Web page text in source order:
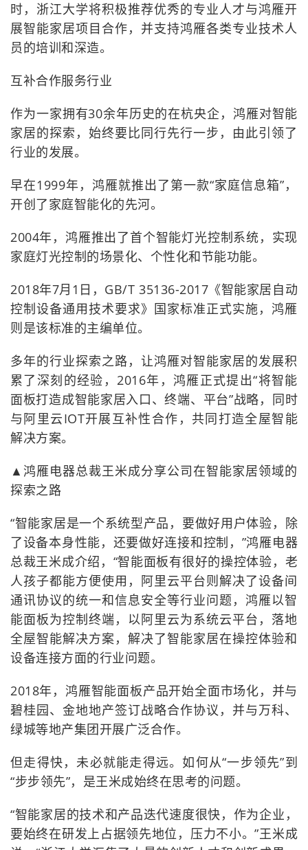
时，浙江大学将积极推荐优秀的专业人才与鸿雁开
展智能家居项目合作，并支持鸿雁各类专业技术人
员的培训和深造。
互补合作服务行业
作为一家拥有30余年历史的在杭央企，鸿雁对智能
家居的探索，始终要比同行先行一步，由此引领了
行业的发展。
早在1999年，鸿雁就推出了第一款“家庭信息箱”，
开创了家庭智能化的先河。
2004年，鸿雁推出了首个智能灯光控制系统，实现
家庭灯光控制的场景化、个性化和节能功能。
2018年7月1日，GB/T 35136-2017《智能家居自动
控制设备通用技术要求》国家标准正式实施，鸿雁
则是该标准的主编单位。
多年的行业探索之路，让鸿雁对智能家居的发展积
累了深刻的经验，2016年，鸿雁正式提出“将智能
面板打造成智能家居入口、终端、平台”战略，同时
与阿里云IOT开展互补性合作，共同打造全屋智能
解决方案。
▲鸿雁电器总裁王米成分享公司在智能家居领域的
探索之路
“智能家居是一个系统型产品，要做好用户体验，除
了设备本身性能，还要做好连接和控制，”鸿雁电器
总裁王米成介绍，“智能面板有很好的操控体验，老
人孩子都能方便使用，阿里云平台则解决了设备间
通讯协议的统一和信息安全等行业问题，鸿雁以智
能面板为控制终端，以阿里云为系统云平台，落地
全屋智能解决方案，解决了智能家居在操控体验和
设备连接方面的行业问题。
2018年，鸿雁智能面板产品开始全面市场化，并与
碧桂园、金地地产签订战略合作协议，并与万科、
绿城等地产集团开展广泛合作。
但走得快，未必就能走得远。如何从“一步领先”到
“步步领先”，是王米成始终在思考的问题。
“智能家居的技术和产品迭代速度很快，作为企业，
要始终在研发上占据领先地位，压力不小。”王米成